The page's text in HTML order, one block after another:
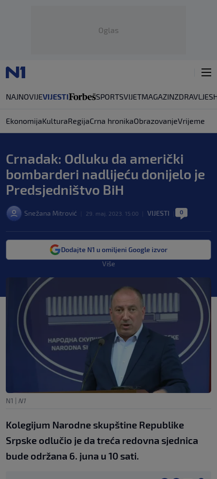
Oglas
NAJNOVIJEVIJESTI SPORTSVIJETMAGAZINZDRAVLJE
EkonomijaKulturaRegijaCrna hronikaObrazovanjeVrijeme
Crnadak: Odluku da američki
bombarderi nadlijeću donijelo je
Predsjedništvo BiH
Snežana Mitrović 29. maj. 2023. 15:00 VIJESTI 0
Dodajte N1 u omiljeni Google izvor
Više
N1 | N1
Kolegijum Narodne skupštine Republike
Srpske odlučio je da treća redovna sjednica
bude održana 6. juna u 10 sati.